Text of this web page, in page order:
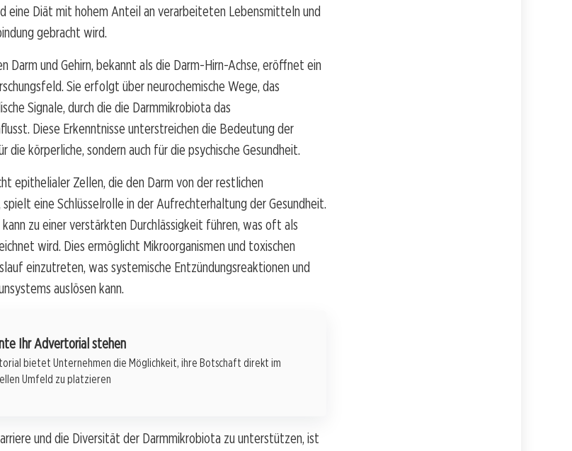
eine Diät mit hohem Anteil an verarbeiteten Lebensmitteln und
gebracht wird.
Darm und Gehirn, bekannt als die Darm-Hirn-Achse, eröffnet ein
Sie erfolgt über neurochemische Wege, das
Signale, durch die die Darmmikrobiota das
Diese Erkenntnisse unterstreichen die Bedeutung der
die körperliche, sondern auch für die psychische Gesundheit.
epithelialer Zellen, die den Darm von der restlichen
eine Schlüsselrolle in der Aufrechterhaltung der Gesundheit.
zu einer verstärkten Durchlässigkeit führen, was oft als
wird. Dies ermöglicht Mikroorganismen und toxischen
einzutreten, was systemische Entzündungsreaktionen und
auslösen kann.
Ihr Advertorial stehen
bietet Unternehmen die Möglichkeit, ihre Botschaft direkt im
Umfeld zu platzieren
und die Diversität der Darmmikrobiota zu unterstützen, ist